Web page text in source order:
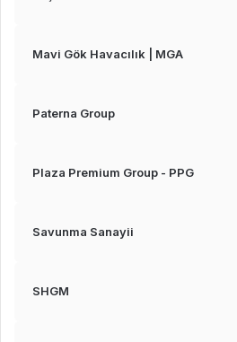
Mavi Gök Havacılık | MGA
Paterna Group
Plaza Premium Group - PPG
Savunma Sanayii
SHGM